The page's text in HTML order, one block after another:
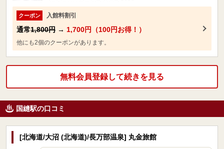
クーポン 入館料割引
通常1,800円 → 1,700円（100円お得！）
他にも2個のクーポンがあります。
無料会員登録して続きを見る
国縫駅の口コミ
[北海道/大沼 (北海道)/長万部温泉] 丸金旅館